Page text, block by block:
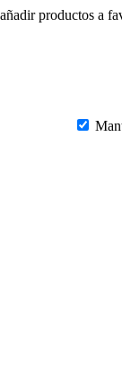
productos a